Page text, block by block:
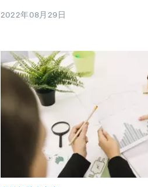
2022年08月29日